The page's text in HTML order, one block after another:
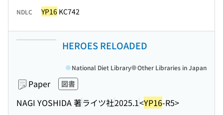
NDLC YP16 KC742
HEROES RELOADED
Paper 図書
NAGI YOSHIDA 著ライツ社2025.1<YP16-R5>
National Diet Library Other Libraries in Japan